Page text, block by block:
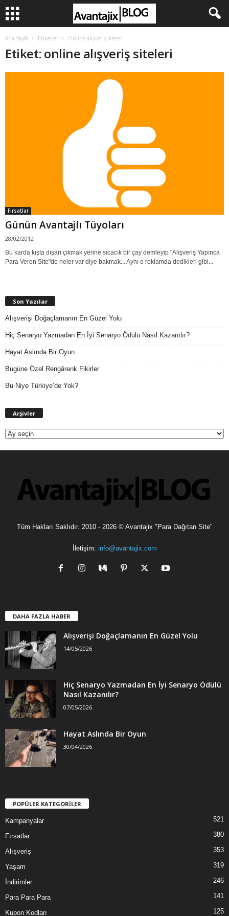
Ana Sayfa Etiketler Online alışveriş siteleri
Etiket: online alışveriş siteleri
Fırsatlar
Günün Avantajlı Tüyoları
28/02/2012
Bu karda kışta dışarı çıkmak yerine sıcacık bir çay demleyip "Alışveriş Yapınca
Para Veren Site"de neler var diye bakmak... Aynı o reklamda dedikleri gibi...
Son Yazılar
Alışverişi Doğaçlamanın En Güzel Yolu
Hiç Senaryo Yazmadan En İyi Senaryo Ödülü Nasıl Kazanılır?
Hayat Aslında Bir Oyun
Bugüne Özel Rengârenk Fikirler
Bu Niye Türkiye’de Yok?
Arşivler
Tüm Hakları Saklıdır. 2010 - 2026 © Avantajix "Para Dağıtan Site"
İletişim: info@avantajix.com
DAHA FAZLA HABER
Alışverişi Doğaçlamanın En Güzel Yolu
14/05/2026
Hiç Senaryo Yazmadan En İyi Senaryo Ödülü
Nasıl Kazanılır?
07/05/2026
Hayat Aslında Bir Oyun
30/04/2026
POPÜLER KATEGORİLER
Kampanyalar 521
Fırsatlar 380
Alışveriş 353
Yaşam 319
İndirimler 246
Para Para Para 141
Kupon Kodları 125